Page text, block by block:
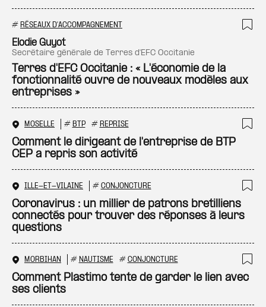
# RÉSEAUX D'ACCOMPAGNEMENT
Elodie Guyot
secrétaire générale de Terres d'EFC Occitanie
Terres d'EFC Occitanie : « L'économie de la
fonctionnalité ouvre de nouveaux modèles aux
entreprises »
MOSELLE # BTP # REPRISE
Comment le dirigeant de l'entreprise de BTP
CEP a repris son activité
ILLE-ET-VILAINE # CONJONCTURE
Coronavirus : un millier de patrons bretilliens
connectés pour trouver des réponses à leurs
questions
MORBIHAN # NAUTISME # CONJONCTURE
Comment Plastimo tente de garder le lien avec
ses clients